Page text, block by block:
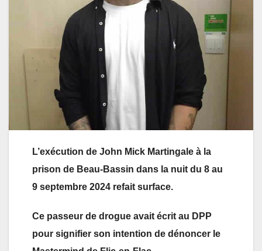
L’exécution de John Mick Martingale à la
prison de Beau-Bassin dans la nuit du 8 au
9 septembre 2024 refait surface.
Ce passeur de drogue avait écrit au DPP
pour signifier son intention de dénoncer le